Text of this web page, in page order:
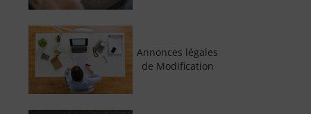
Annonces légales
de Modification